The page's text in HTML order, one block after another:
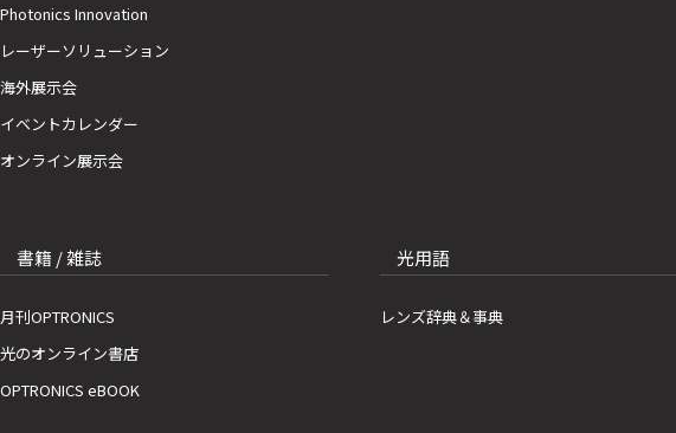
Photonics Innovation
レーザーソリューション
海外展示会
イベントカレンダー
オンライン展示会
書籍 / 雑誌
月刊OPTRONICS
光のオンライン書店
OPTRONICS eBOOK
光用語
レンズ辞典＆事典